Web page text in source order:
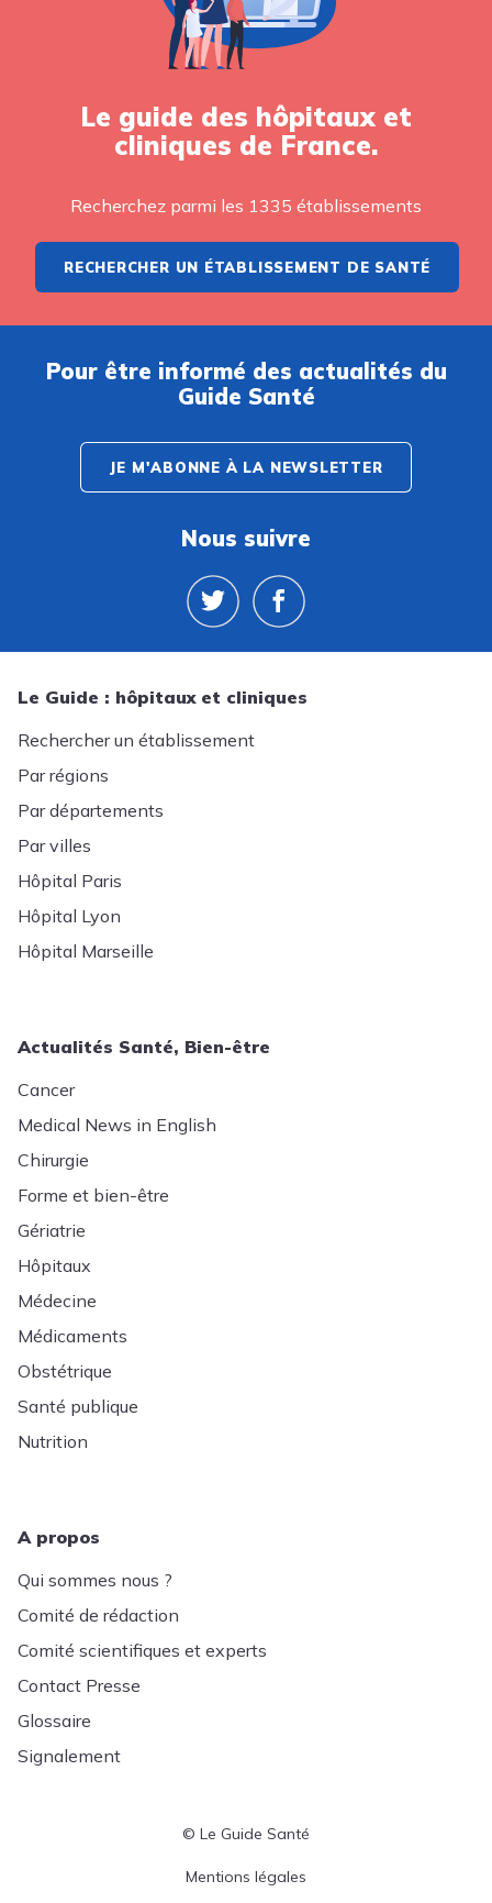
Le guide des hôpitaux et
cliniques de France.
Recherchez parmi les 1335 établissements
RECHERCHER UN ÉTABLISSEMENT DE SANTÉ
Pour être informé des actualités du
Guide Santé
JE M'ABONNE À LA NEWSLETTER
Nous suivre
Le Guide : hôpitaux et cliniques
Rechercher un établissement
Par régions
Par départements
Par villes
Hôpital Paris
Hôpital Lyon
Hôpital Marseille
Actualités Santé, Bien-être
Cancer
Medical News in English
Chirurgie
Forme et bien-être
Gériatrie
Hôpitaux
Médecine
Médicaments
Obstétrique
Santé publique
Nutrition
A propos
Qui sommes nous ?
Comité de rédaction
Comité scientifiques et experts
Contact Presse
Glossaire
Signalement
© Le Guide Santé
Menu Pied de page
Mentions légales